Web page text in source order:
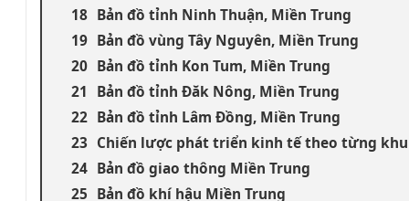
Bản đồ tỉnh Ninh Thuận, Miền Trung
Bản đồ vùng Tây Nguyên, Miền Trung
Bản đồ tỉnh Kon Tum, Miền Trung
Bản đồ tỉnh Đăk Nông, Miền Trung
Bản đồ tỉnh Lâm Đồng, Miền Trung
Chiến lược phát triển kinh tế theo từng
Bản đồ giao thông Miền Trung
Bản đồ khí hậu Miền Trung